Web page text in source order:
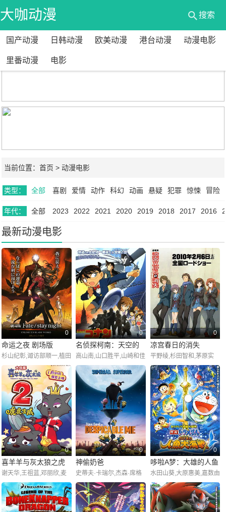
大咖动漫
网
搜索
国产动漫 日韩动漫 欧美动漫 港台动漫 动漫电影
里番动漫 电影
当前位置： 首页 > 动漫电影
类型： 全部 喜剧 爱情 动作 科幻 动画 悬疑 犯罪 惊悚 冒险
年代： 全部 2023 2022 2021 2020 2019 2018 2017 2016
最新动漫电影
0
命运之夜 剧场版
杉山纪彰,诹访部顺一,植田
佳奈,川澄绫子,神谷浩史,
中田让治,关智一,神奈延
年,田中敦子,三木真一郎,
下屋则子,伊藤美纪,门胁舞
以,西前忠久,浅川悠,中田
和宏,早见沙织
0
名侦探柯南：天空的
遇难船
高山南,山口胜平,山崎和佳
奈,小山力也,堀川亮,松井
菜樱子,宫村优子,林原惠
美,绪方贤一,岩居由希子,
高木涉,大谷育江,永井一
郎,石冢运升,大桥望美,优
木真央美,池田知聪,石毛佐
和,真地勇志,大友龙三郎,
天田益男,阪口周平,松本
大,三宅健太,大川透,谷山
纪章,石井真,伊藤静,本多
知惠子,大本真基子,井原启
介,大西健晴,小田敏充,上
野亮,中田浩二,大矢兼臣,
小山武宏,小川真司,茶风
林,井上和彦,汤屋敦子,千
0
凉宫春日的消失
平野绫,杉田智和,茅原实
里,后藤邑子,小野大辅,桑
谷夏子,松冈由贵,白石稔,
松元惠,青木沙耶香,柳泽荣
治,樋口智透,箭内仁,足立
友,原田瞳,永田依子,相泽
舞,小幡记子,高桥研二,浅
利辽太,饭野茉优,吉永拓斗
0
喜羊羊与灰太狼之虎
虎生威
谢天华,王祖蓝,邓丽欣,麦
长青,曾佩仪
0
神偷奶爸
史蒂夫·卡瑞尔,杰森·席格
尔,拉塞尔·布兰德,朱莉·安
德鲁斯,威尔·阿奈特,克里
斯汀·韦格,米兰达·卡斯格
0
哆啦A梦：大雄的人鱼
大海战
水田山葵,大原惠美,嘉数由
美,木村昴,关智一,三石琴
乃,松本保典,藤本千秋,荻
野志保子,田中理惠,饭冢雅